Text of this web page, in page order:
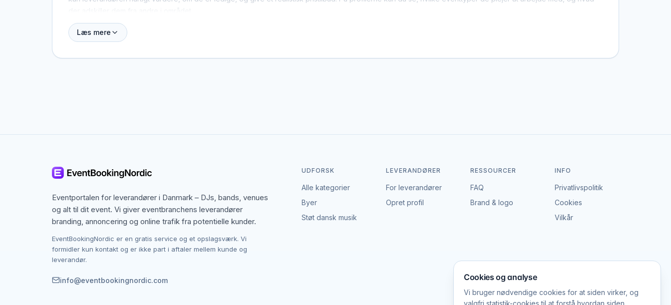
Roskilde dækker både centrum og omegn, og mange djs-leverandører arbejder bredt i regionen. Det betyder, at du ikke kun finder dem med base i Roskilde,
i tankerne.
Læs mere
Eventportalen for leverandører i Danmark – DJs, bands, venues
og alt til dit event. Vi giver eventbranchens leverandører
branding, annoncering og online trafik fra potentielle kunder.
EventBookingNordic er en gratis service og et opslagsværk. Vi
formidler kun kontakt og er ikke part i aftaler mellem kunde og
leverandør.
info@eventbookingnordic.com
UDFORSK
Alle kategorier
Byer
Støt dansk musik
LEVERANDØRER
For leverandører
Opret profil
RESSOURCER
FAQ
Brand & logo
INFO
Privatlivspolitik
Cookies
Vilkår
Cookies og analyse
Vi bruger nødvendige cookies for at siden virker, og
valgfri statistik-cookies til at forstå hvordan siden